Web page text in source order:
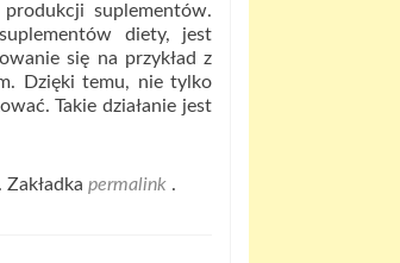
suplementów.
diety, jest
się na przykład z
Dzięki temu, nie tylko
Takie działanie jest
. Zakładka permalink .